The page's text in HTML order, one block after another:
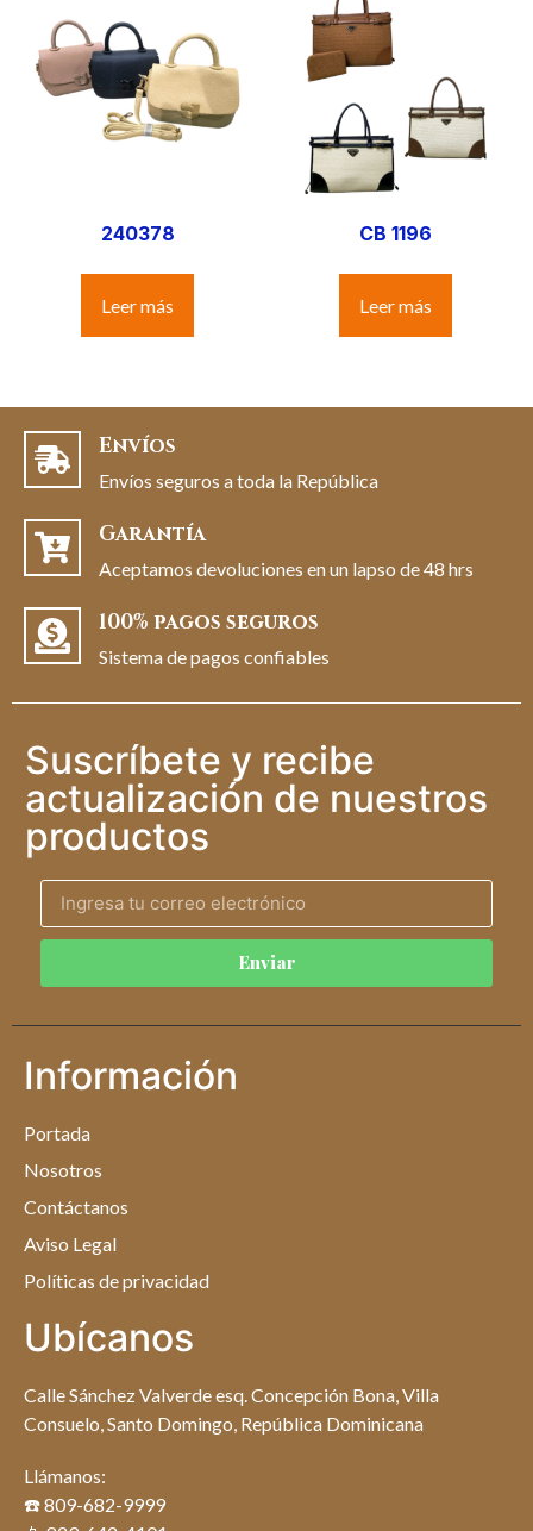
240378
Leer más
CB 1196
Leer más
Envíos
Envíos seguros a toda la República
Garantía
Aceptamos devoluciones en un lapso de 48 hrs
100% pagos seguros
Sistema de pagos confiables
Suscríbete y recibe
actualización de nuestros
productos
Enviar
Información
Portada
Nosotros
Contáctanos
Aviso Legal
Políticas de privacidad
Ubícanos
Calle Sánchez Valverde esq. Concepción Bona, Villa
Consuelo, Santo Domingo, República Dominicana
Llámanos:
☎️ 809-682-9999